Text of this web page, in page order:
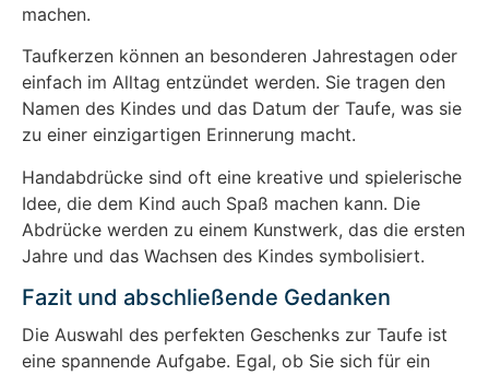
machen.
Taufkerzen können an besonderen Jahrestagen oder
einfach im Alltag entzündet werden. Sie tragen den
Namen des Kindes und das Datum der Taufe, was sie
zu einer einzigartigen Erinnerung macht.
Handabdrücke sind oft eine kreative und spielerische
Idee, die dem Kind auch Spaß machen kann. Die
Abdrücke werden zu einem Kunstwerk, das die ersten
Jahre und das Wachsen des Kindes symbolisiert.
Fazit und abschließende Gedanken
Die Auswahl des perfekten Geschenks zur Taufe ist
eine spannende Aufgabe. Egal, ob Sie sich für ein